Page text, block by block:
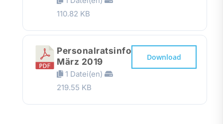
110.82 KB
Personalratsinfo
März 2019
1 Datei(en)
219.55 KB
Download